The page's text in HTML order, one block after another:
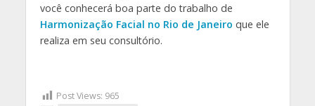
você conhecerá boa parte do trabalho de
Harmonização Facial no Rio de Janeiro que ele
realiza em seu consultório.
Post Views: 965